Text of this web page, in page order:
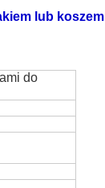
lub koszem
do